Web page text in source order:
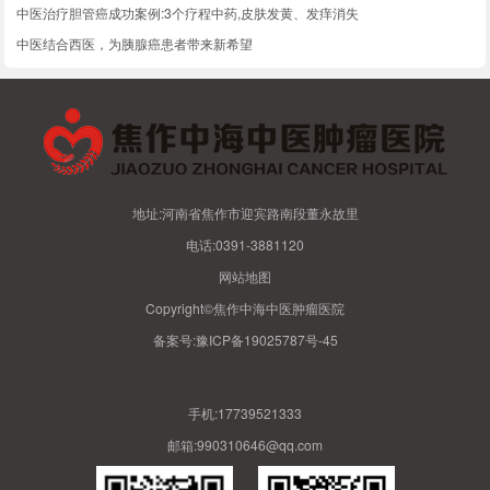
中医治疗胆管癌成功案例:3个疗程中药,皮肤发黄、发痒消失
中医结合西医，为胰腺癌患者带来新希望
地址:河南省焦作市迎宾路南段董永故里
电话:0391-3881120
网站地图
Copyright©焦作中海中医肿瘤医院
备案号:豫ICP备19025787号-45
手机:17739521333
邮箱:990310646@qq.com